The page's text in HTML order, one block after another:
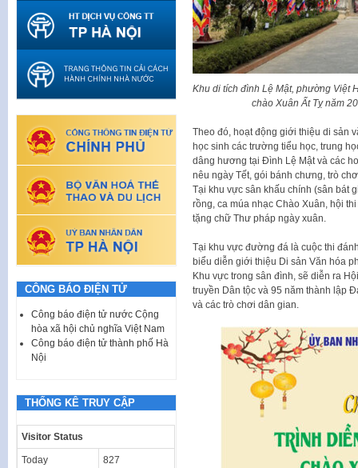
Khu di tích đình Lệ Mật, phường Việt
chào Xuân Ất Tỵ năm
Theo đó, hoạt động giới thiệu di sản
học sinh các trường tiểu học, trung
dâng hương tại Đình Lệ Mật và các
nêu ngày Tết, gói bánh chưng, trò
Tại khu vực sân khấu chính (sân bát
rồng, ca múa nhạc Chào Xuân, hội
tặng chữ Thư pháp ngày xuân.
Tại khu vực đường đá là cuộc thi
biểu diễn giới thiệu Di sản Văn hóa
Khu vực trong sân đình, sẽ diễn ra
truyền Dân tộc và 95 năm thành lập
và các trò chơi dân gian.
CÔNG BÁO ĐIỆN TỬ
Công báo điện tử nước Cộng
hòa xã hội chủ nghĩa Việt Nam
Công báo điện tử thành phố Hà
Nội
THỐNG KÊ TRUY CẬP
Visitor Status
Today 827